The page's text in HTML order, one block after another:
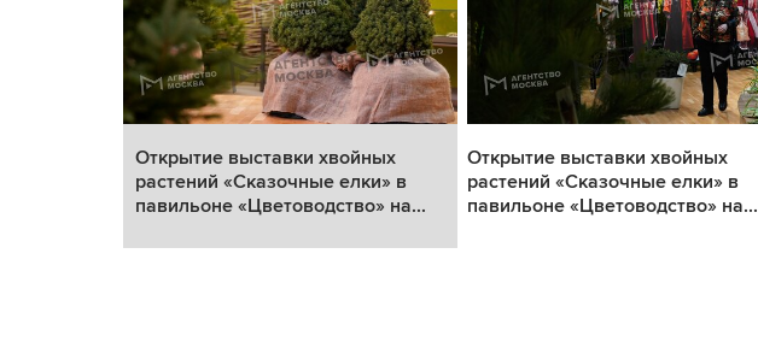
Открытие выставки хвойных
растений «Сказочные елки» в
павильоне «Цветоводство» на...
Открытие выставки хвойных
растений «Сказочные елки» в
павильоне «Цветоводство» на...